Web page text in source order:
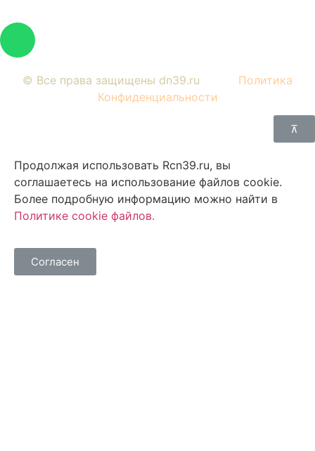
© Все права защищены dn39.ru Политика
Конфиденциальности
⊼
Продолжая использовать Rcn39.ru, вы
соглашаетесь на использование файлов cookie.
Более подробную информацию можно найти в
Политике cookie файлов.
Согласен